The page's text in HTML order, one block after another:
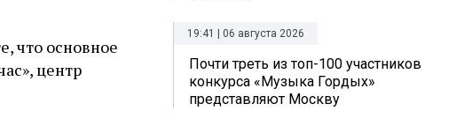
что основное
центр
19:41 | 06 августа 2026
Почти треть из топ-100 участников
конкурса «Музыка Гордых»
представляют Москву